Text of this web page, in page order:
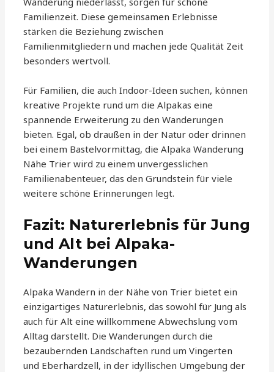
Familienzeit. Diese gemeinsamen Erlebnisse
stärken die Beziehung zwischen
Familienmitgliedern und machen jede Qualität Zeit
besonders wertvoll.
Für Familien, die auch Indoor-Ideen suchen, können
kreative Projekte rund um die Alpakas eine
spannende Erweiterung zu den Wanderungen
bieten. Egal, ob draußen in der Natur oder drinnen
bei einem Bastelvormittag, die Alpaka Wanderung
Nähe Trier wird zu einem unvergesslichen
Familienabenteuer, das den Grundstein für viele
weitere schöne Erinnerungen legt.
Fazit: Naturerlebnis für Jung
und Alt bei Alpaka-
Wanderungen
Alpaka Wandern in der Nähe von Trier bietet ein
einzigartiges Naturerlebnis, das sowohl für Jung als
auch für Alt eine willkommene Abwechslung vom
Alltag darstellt. Die Wanderungen durch die
bezaubernden Landschaften rund um Vingerten
und Eberhardzell, in der idyllischen Umgebung der